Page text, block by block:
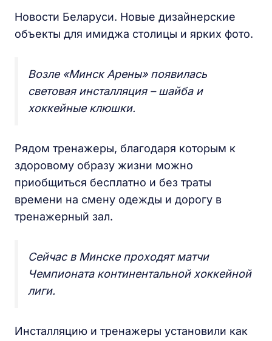
Новости Беларуси. Новые дизайнерские
объекты для имиджа столицы и ярких фото.
Возле «Минск Арены» появилась
световая инсталляция – шайба и
хоккейные клюшки.
Рядом тренажеры, благодаря которым к
здоровому образу жизни можно
приобщиться бесплатно и без траты
времени на смену одежды и дорогу в
тренажерный зал.
Сейчас в Минске проходят матчи
Чемпионата континентальной хоккейной
лиги.
Инсталляцию и тренажеры установили как